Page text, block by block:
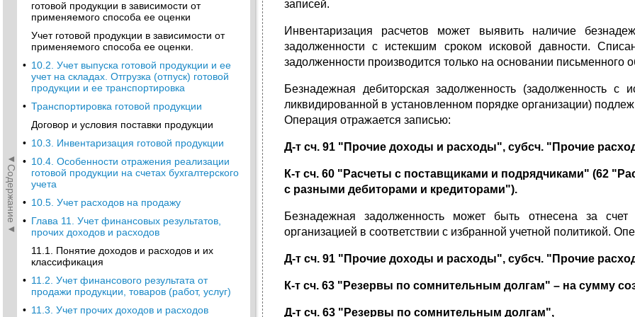
◄Содержание◄
готовой продукции в зависимости от
применяемого способа ее оценки
Учет готовой продукции в зависимости от
применяемого способа ее оценки.
• 10.2. Учет выпуска готовой продукции и ее
учет на складах. Отгрузка (отпуск) готовой
продукции и ее транспортировка
• Транспортировка готовой продукции
Договор и условия поставки продукции
• 10.3. Инвентаризация готовой продукции
• 10.4. Особенности отражения реализации
готовой продукции на счетах бухгалтерского
учета
• 10.5. Учет расходов на продажу
• Глава 11. Учет финансовых результатов,
прочих доходов и расходов
11.1. Понятие доходов и расходов и их
классификация
• 11.2. Учет финансового результата от
продажи продукции, товаров (работ, услуг)
• 11.3. Учет прочих доходов и расходов
записей.
Инвентаризация расчетов может выявить на­личие
задолженности с истекшим сро­ком исковой давности.
задолженности производится только на основании письменного
Безнадежная дебиторская задолженность (за­долженность с
ликвидированной в установлен­ном порядке организации)
Операция отражается записью:
Д-т сч. 91 "Прочие доходы и расходы", субсч. "Прочие
К-т сч. 60 "Расчеты с поставщиками и подрядчиками" (62
с разными дебиторами и кредитора­ми").
Безнадежная задолженность может быть от­несена за
организацией в соответствии с избран­ной учетной политикой.
Д-т сч. 91 "Прочие доходы и расходы", субсч. "Прочие
К-т сч. 63 "Резервы по сомнительным долгам" – на сумму
Д-т сч. 63 "Резервы по сомнительным долгам",